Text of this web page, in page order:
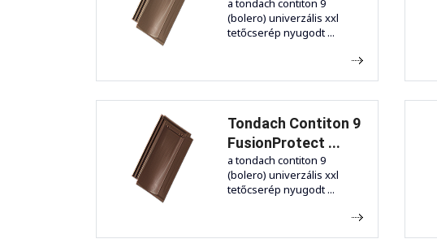
a tondach contiton 9
(bolero) univerzális xxl
tetőcserép nyugodt ...
Tondach Contiton 9
FusionProtect ...
a tondach contiton 9
(bolero) univerzális xxl
tetőcserép nyugodt ...